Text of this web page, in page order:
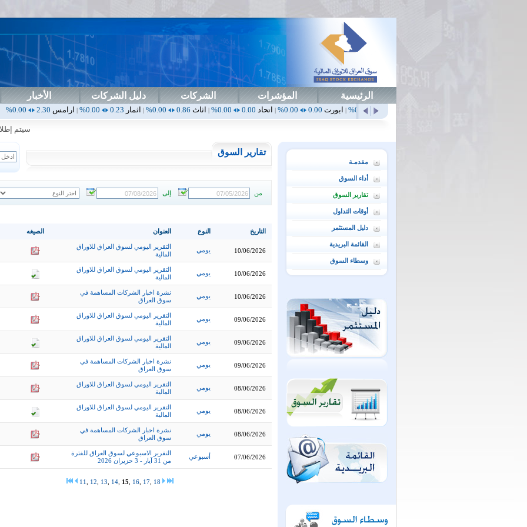
الرئيسية المؤشرات الشركات دليل الشركات الأخبار
ابورت0.00
0.00%
|اتحاد0.00
0.00%
|اثاث0.86
|اثمار0.23
0.00%
|ارامس2.30
|اربيل
سيتم إطلاق
مقدمـة
أداء السوق
تقارير السوق
أوقات التداول
دليل المستثمر
القائمة البريدية
وسطاء السوق
تقارير السوق
من إلى
الصيغه العنوان النوع التاريخ
التقرير اليومي لسوق العراق للاوراق
المالية
يومي 10/06/2026
التقرير اليومي لسوق العراق للاوراق
المالية
يومي 10/06/2026
نشرة اخبار الشركات المساهمة في
سوق العراق
يومي 10/06/2026
التقرير اليومي لسوق العراق للاوراق
المالية
يومي 09/06/2026
التقرير اليومي لسوق العراق للاوراق
المالية
يومي 09/06/2026
نشرة اخبار الشركات المساهمة في
سوق العراق
يومي 09/06/2026
التقرير اليومي لسوق العراق للاوراق
المالية
يومي 08/06/2026
التقرير اليومي لسوق العراق للاوراق
المالية
يومي 08/06/2026
نشرة اخبار الشركات المساهمة في
سوق العراق
يومي 08/06/2026
التقرير الاسبوعي لسوق العراق للفترة
من 31 آيار - 3 حزيران 2026
أسبوعي 07/06/2026
11 12 13 14 15 16 17 18